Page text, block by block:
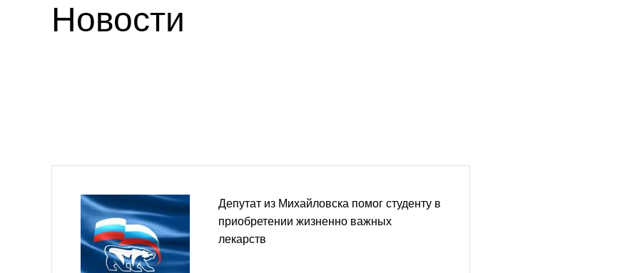
Новости
Депутат из Михайловска помог студенту в
приобретении жизненно важных
лекарств